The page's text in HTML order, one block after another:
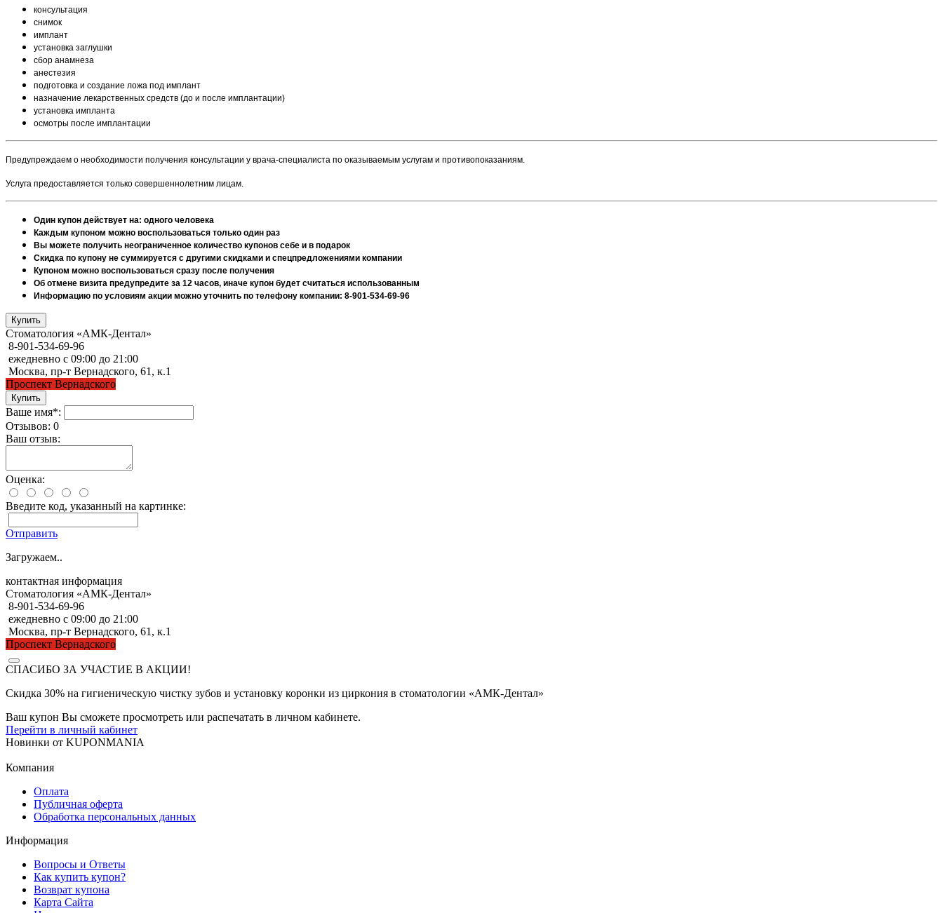
консультация
снимок
имплант
установка заглушки
сбор анамнеза
анестезия
подготовка и создание ложа под имплант
назначение лекарственных средств (до и после имплантации)
установка импланта
осмотры после имплантации​
Предупреждаем о необходимости получения консультации у врача-специалиста по оказываемым услугам и противопоказаниям.
Услуга предоставляется только совершеннолетним лицам.
Один купон действует на: одного человека
Каждым купоном можно воспользоваться только один раз
Вы можете получить неограниченное количество купонов себе и в подарок
Скидка по купону не суммируется с другими скидками и спецпредложениями компании
Купоном можно воспользоваться сразу после получения
Об отмене визита предупредите за 12 часов, иначе купон будет считаться использованным
Информацию по условиям акции можно уточнить по телефону компании: 8-901-534-69-96
Стоматология «АМК-Дентал»
8-901-534-69-96
ежедневно с 09:00 до 21:00
Москва, пр-т Вернадского, 61, к.1
Проспект Вернадского
Ваше имя*:
Отзывов: 0
Ваш отзыв:
Оценка:
Введите код, указанный на картинке:
Отправить
Загружаем..
контактная информация
Стоматология «АМК-Дентал»
8-901-534-69-96
ежедневно с 09:00 до 21:00
Москва, пр-т Вернадского, 61, к.1
Проспект Вернадского
СПАСИБО ЗА УЧАСТИЕ В АКЦИИ!
Скидка 30% на гигиеническую чистку зубов и установку коронки из циркония в стоматологии «АМК-Дентал»
Ваш купон Вы сможете просмотреть или распечатать в личном кабинете.
Перейти в личный кабинет
Новинки от KUPONMANIA
Компания
Оплата
Публичная оферта
Обработка персональных данных
Информация
Вопросы и Ответы
Как купить купон?
Возврат купона
Карта Сайта